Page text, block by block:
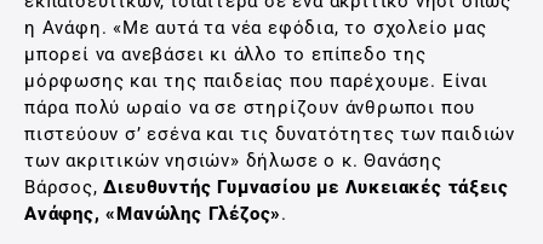
η Ανάφη. «Με αυτά τα νέα εφόδια, το σχολείο μας
μπορεί να ανεβάσει κι άλλο το επίπεδο της
μόρφωσης και της παιδείας που παρέχουμε. Είναι
πάρα πολύ ωραίο να σε στηρίζουν άνθρωποι που
πιστεύουν σ’ εσένα και τις δυνατότητες των παιδιών
των ακριτικών νησιών» δήλωσε ο κ. Θανάσης
Βάρσος,Διευθυντής Γυμνασίου με Λυκειακές τάξεις
Ανάφης, «Μανώλης Γλέζος».